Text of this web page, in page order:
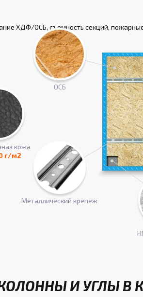
ХДФ/ОСБ, съемность секций,
кожа
г/м2
Металлический крепеж
ОСБ
И УГЛЫ В